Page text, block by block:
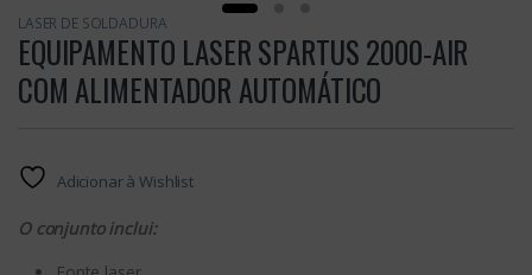
LASER DE SOLDADURA
EQUIPAMENTO LASER SPARTUS 2000-AIR
COM ALIMENTADOR AUTOMÁTICO
Adicionar à Wishlist
O conjunto inclui: